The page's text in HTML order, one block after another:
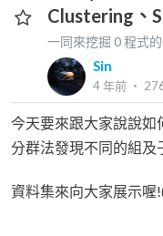
Clustering、
一同來挖掘 0 程式
Sin
4 年前 ‧
今天要來跟大家說說如
分群法發現不同的組及
資料集來向大家展示喔